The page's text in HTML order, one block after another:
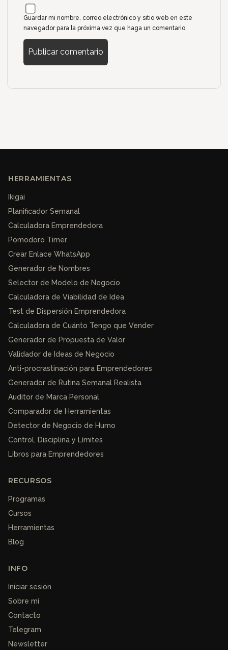
Guardar mi nombre, correo electrónico y sitio web en este
navegador para la próxima vez que haga un comentario.
HERRAMIENTAS
Ikigai
Planificador Semanal
Calculadora Emprendedora
Pomodoro Timer
Crear Enlace WhatsApp
Generador de Nombres
Selector de Modelo de Negocio
Calculadora de Viabilidad de Idea
Test de Dispersión Emprendedora
Calculadora de Cuánto Tengo que Vender
Generador de Propuesta de Valor
Validador de Ideas de Negocio
Anti-procrastinación para Emprendedores
Generador de Rutina Semanal Realista
Auditor de Marca Personal
Comparador de Herramientas
Detector de Negocio de Humo
Control, Disciplina y Límites
Libros para Emprendedores
RECURSOS
Programas
Cursos
Herramientas
Blog
INFO
Iniciar sesión
Sobre mí
Contacto
Telegram
Newsletter